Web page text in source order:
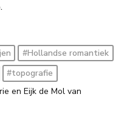
#Hollandse romantiek
#topografie
en Eijk de Mol van